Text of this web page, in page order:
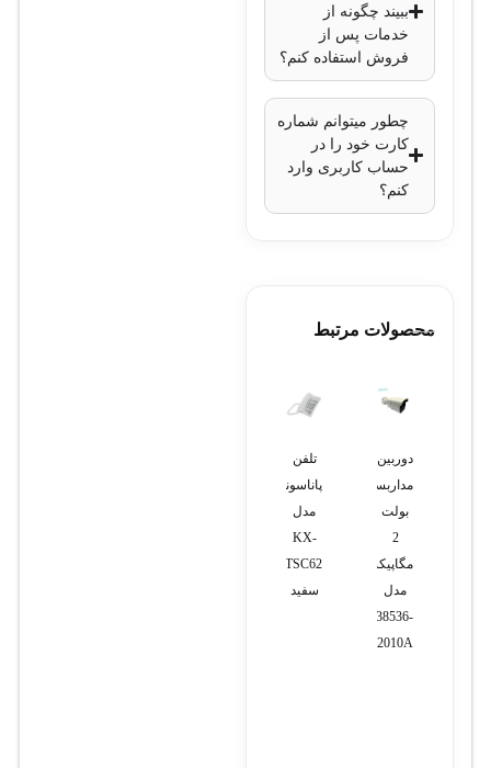
ببیند چگونه از
خدمات پس از
فروش استفاده کنم؟
چطور میتوانم شماره
کارت خود را در
حساب کاربری وارد
کنم؟
محصولات مرتبط
دوربین
مداربسته
بولت
2
مگاپیکسل
مدل
CBM238536-
K2010A
تلفن
پاناسونیک
مدل
KX-
سفید